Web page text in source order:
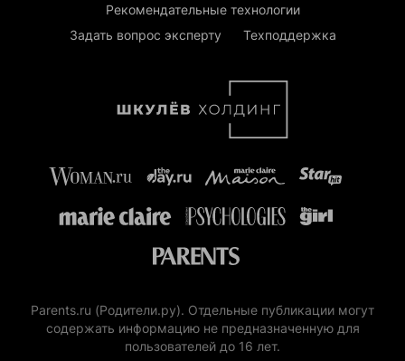
Рекомендательные технологии
Задать вопрос эксперту
Техподдержка
Parents.ru (Родители.ру). Отдельные публикации могут
содержать информацию не предназначенную для
пользователей до 16 лет.